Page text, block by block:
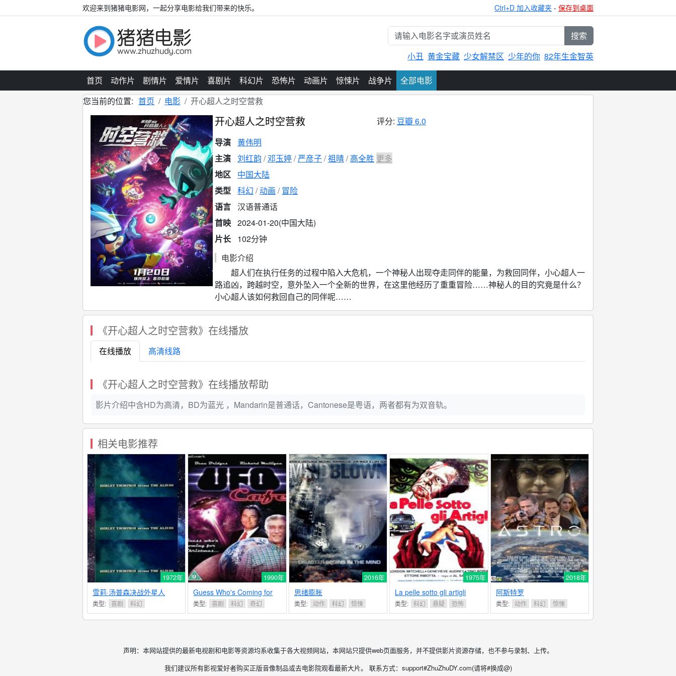
欢迎来到猪猪电影网，一起分享电影给我们带来的快乐。 Ctrl+D 加入收藏夹 - 保存到桌面
搜索
小丑 黄金宝藏 少女解禁区 少年的你 82年生金智英
首页 动作片 剧情片 爱情片 喜剧片 科幻片 恐怖片 动画片 惊悚片 战争片
全部电影
您当前的位置: 首页 电影 开心超人之时空营救
开心超人之时空营救 评分: 豆瓣 6.0
导演 黄伟明
主演 刘红韵 邓玉婷 严彦子 祖晴 高全胜 更多
地区
中国大陆
类型 科幻 动画
冒险
语言 汉语普通话
首映 2024-01-20(中国大陆)
片长
102分钟
电影介绍
超人们在执行任务的过程中陷入大危机，一个神秘人出现夺走同伴的能量，为救回同伴，小心超人一
路追凶，跨越时空，意外坠入一个全新的世界，在这里他经历了重重冒险……神秘人的目的究竟是什么？
小心超人该如何救回自己的同伴呢……
《开心超人之时空营救》在线播放
在线播放 高清线路
《开心超人之时空营救》在线播放帮助
影片介绍中含HD为高清，BD为蓝光 ，Mandarin是普通话，Cantonese是粤语，两者都有为双音轨。
相关电影推荐
1972年
雪莉·汤普森决战外星人
类型: 喜剧 科幻
1990年
Guess Who's Coming for
Christmas?
类型: 喜剧 科幻 奇幻
2016年
思绪膨胀
类型: 动作 科幻 惊悚
1975年
La pelle sotto gli artigli
类型: 科幻 悬疑 恐怖
2018年
阿斯特罗
类型: 动作 科幻 惊悚
声明：本网站提供的最新电视剧和电影等资源均系收集于各大视频网站，本网站只提供web页面服务，并不提供影片资源存储，也不参与录制、上传。
我们建议所有影视爱好者购买正版音像制品或去电影院观看最新大片。 联系方式：support#ZhuZhuDY.com(请将#换成@)